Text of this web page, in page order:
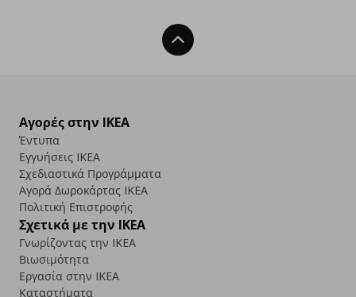
Back To Top
Αγορές στην IKEA
Έντυπα
Εγγυήσεις IKEA
Σχεδιαστικά Προγράμματα
Αγορά Δωρoκάρτας IKEA
Πολιτική Επιστροφής
Σχετικά με την IKEA
Γνωρίζοντας την IKEA
Βιωσιμότητα
Εργασία στην IKEA
Καταστήματα